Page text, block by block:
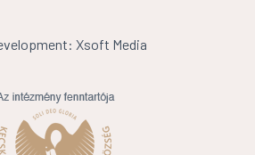
Xsoft Media